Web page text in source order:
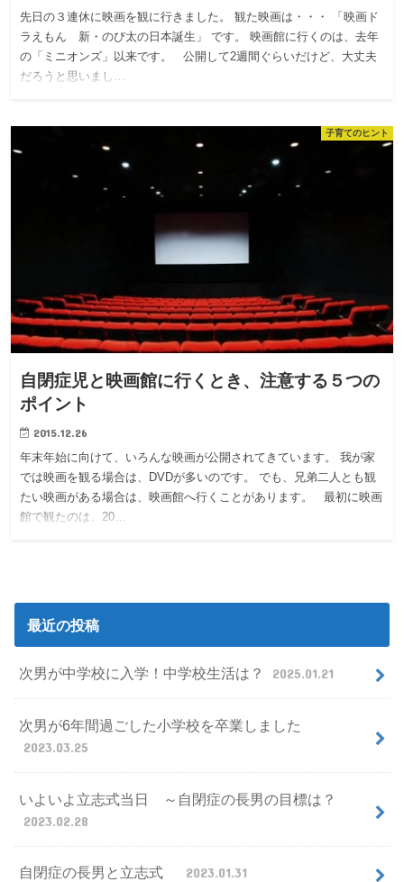
先日の３連休に映画を観に行きました。 観た映画は・・・ 「映画ド
ラえもん 新・のび太の日本誕生」 です。 映画館に行くのは、去年
の「ミニオンズ」以来です。 公開して2週間ぐらいだけど、大丈夫
だろうと思いまし…
子育てのヒント
自閉症児と映画館に行くとき、注意する５つの
ポイント
2015.12.26
年末年始に向けて、いろんな映画が公開されてきています。 我が家
では映画を観る場合は、DVDが多いのです。 でも、兄弟二人とも観
たい映画がある場合は、映画館へ行くことがあります。 最初に映画
館で観たのは、20…
最近の投稿
次男が中学校に入学！中学校生活は？ 2025.01.21
次男が6年間過ごした小学校を卒業しました
2023.03.25
いよいよ立志式当日 ～自閉症の長男の目標は？
2023.02.28
自閉症の長男と立志式 2023.01.31